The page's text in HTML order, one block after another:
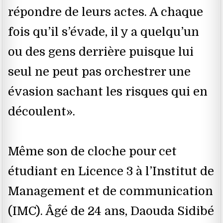
répondre de leurs actes. A chaque
fois qu’il s’évade, il y a quelqu’un
ou des gens derrière puisque lui
seul ne peut pas orchestrer une
évasion sachant les risques qui en
découlent».
Même son de cloche pour cet
étudiant en Licence 3 à l’Institut de
Management et de communication
(IMC). Âgé de 24 ans, Daouda Sidibé